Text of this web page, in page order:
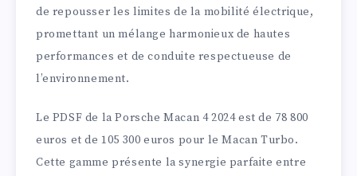
de repousser les limites de la mobilité électrique,
promettant un mélange harmonieux de hautes
performances et de conduite respectueuse de
l’environnement.
Le PDSF de la Porsche Macan 4 2024 est de 78 800
euros et de 105 300 euros pour le Macan Turbo.
Cette gamme présente la synergie parfaite entre